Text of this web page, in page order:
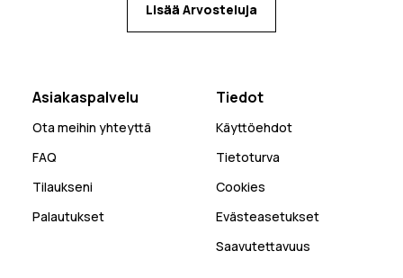
Lisää Arvosteluja
Asiakaspalvelu
Ota meihin yhteyttä
FAQ
Tilaukseni
Palautukset
Tiedot
Käyttöehdot
Tietoturva
Cookies
Evästeasetukset
Saavutettavuus